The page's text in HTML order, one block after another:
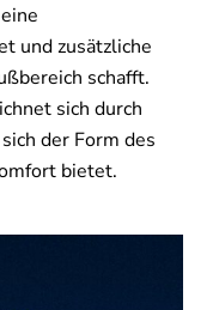
und zusätzliche
schafft.
sich durch
der Form des
bietet.